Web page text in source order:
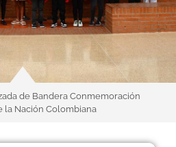
de Bandera Conmemoración
la Nación Colombiana